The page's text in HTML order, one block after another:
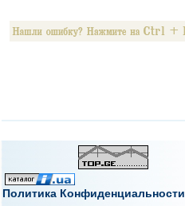
Политика Конфиденциальности